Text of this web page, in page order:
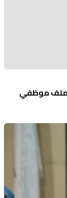
ملف موظفي